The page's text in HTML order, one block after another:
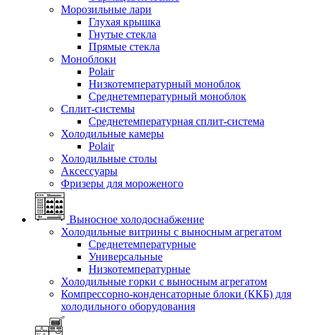
Морозильные лари
Глухая крышка
Гнутые стекла
Прямые стекла
Моноблоки
Polair
Низкотемпературный моноблок
Среднетемпературный моноблок
Сплит-системы
Среднетемпературная сплит-система
Холодильные камеры
Polair
Холодильные столы
Аксессуары
Фризеры для мороженого
Выносное холодоснабжение
Холодильные витрины с выносным агрегатом
Среднетемпературные
Универсальные
Низкотемпературные
Холодильные горки с выносным агрегатом
Компрессорно-конденсаторные блоки (ККБ) для
холодильного оборудования